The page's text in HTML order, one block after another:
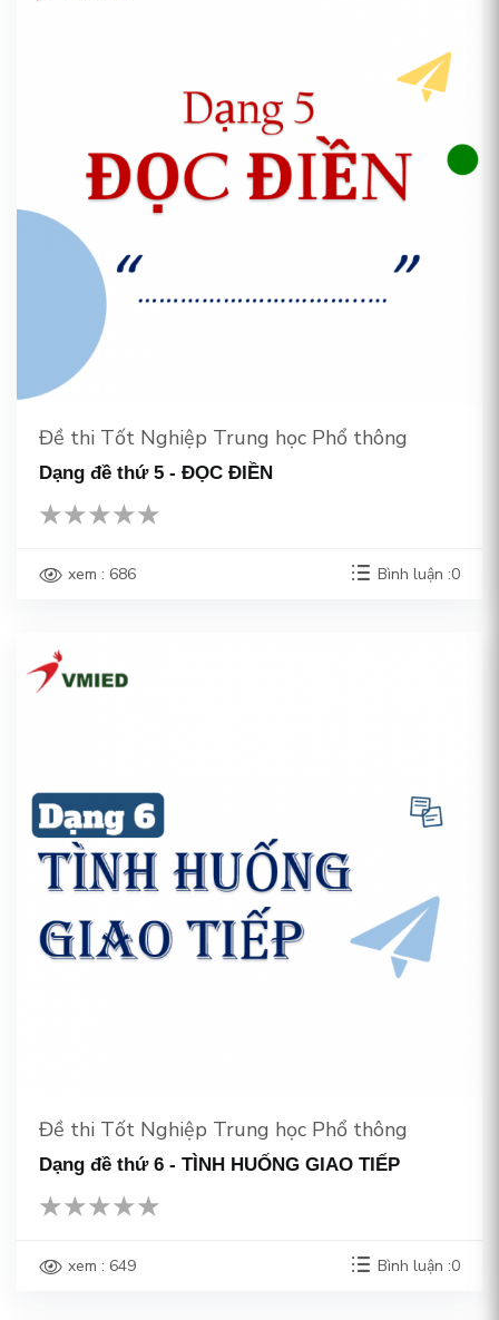
Đề thi Tốt Nghiệp Trung học Phổ thông
Dạng đề thứ 5 - ĐỌC ĐIỀN
xem : 686 Bình luận :0
Đề thi Tốt Nghiệp Trung học Phổ thông
Dạng đề thứ 6 - TÌNH HUỐNG GIAO TIẾP
xem : 649 Bình luận :0